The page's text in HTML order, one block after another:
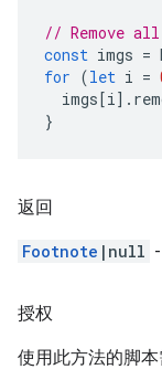
// Remove
const imgs =
for (let i =
imgs[i].
}
返回
Footnote |null
授权
使用此方法的脚